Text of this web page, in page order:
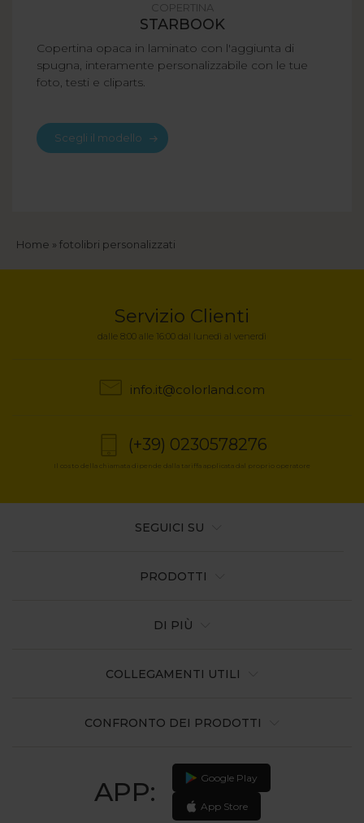
COPERTINA
STARBOOK
Copertina opaca in laminato con l'aggiunta di
spugna, interamente personalizzabile con le tue
foto, testi e cliparts.
Scegli il modello
Briciole
Home fotolibri personalizzati
Servizio Clienti
dalle 8:00 alle 16:00 dal lunedì al venerdì
info.it@colorland.com
(+39) 0230578276
Il costo della chiamata dipende dalla tariffa applicata dal proprio operatore
PRODOTTI
DI PIÙ
COLLEGAMENTI UTILI
CONFRONTO DEI PRODOTTI
APP: Google Play
App Store
SEGUICI SU